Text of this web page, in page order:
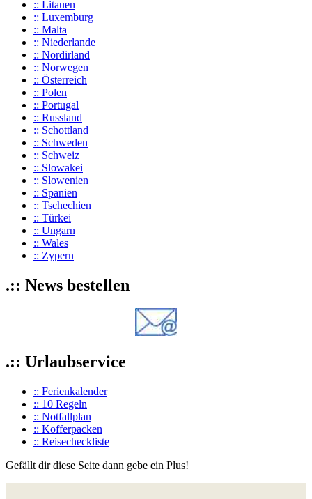
:: Litauen
:: Luxemburg
:: Malta
:: Niederlande
:: Nordirland
:: Norwegen
:: Österreich
:: Polen
:: Portugal
:: Russland
:: Schottland
:: Schweden
:: Schweiz
:: Slowakei
:: Slowenien
:: Spanien
:: Tschechien
:: Türkei
:: Ungarn
:: Wales
:: Zypern
.:: News bestellen
.:: Urlaubservice
:: Ferienkalender
:: 10 Regeln
:: Notfallplan
:: Kofferpacken
:: Reisecheckliste
Gefällt dir diese Seite dann gebe ein Plus!